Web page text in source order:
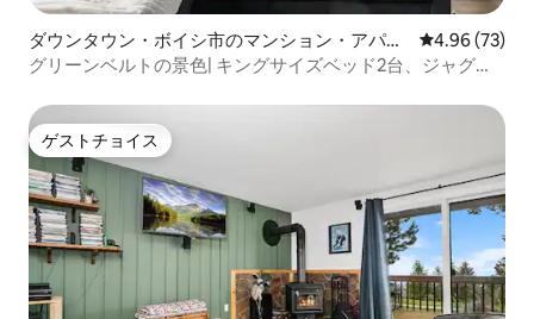
ダウンタウン・ボイシ市のマンション・アパー
ト
レビュー73
4.96 (73)
グリーンベルトの景色| キングサイズベッド2台、ジャグジ
ゲストチョイス
ゲストチョイス